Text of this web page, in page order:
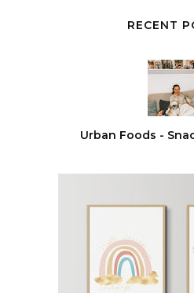
RECENT
Urban Foods -